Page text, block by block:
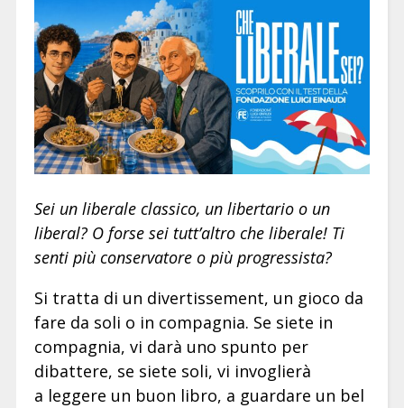
Sei un liberale classico, un libertario o un
liberal? O forse sei tutt’altro che liberale! Ti
senti più conservatore o più progressista?
Si tratta di un divertissement, un gioco da
fare da soli o in compagnia. Se siete in
compagnia, vi darà uno spunto per
dibattere, se siete soli, vi invoglierà
a leggere un buon libro, a guardare un bel